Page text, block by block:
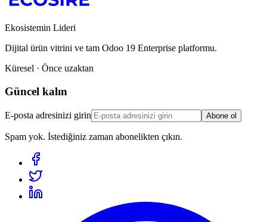
Ekosistemin Lideri
Dijital ürün vitrini ve tam Odoo 19 Enterprise platformu.
Küresel · Önce uzaktan
Güncel kalın
E-posta adresinizi girin Abone ol
Spam yok. İstediğiniz zaman abonelikten çıkın.